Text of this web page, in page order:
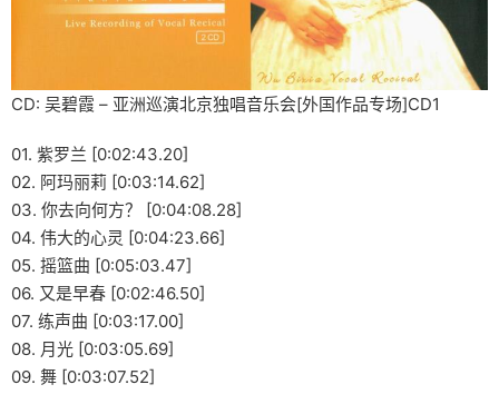
CD: 吴碧霞 – 亚洲巡演北京独唱音乐会[外国作品专场]CD1
01. 紫罗兰 [0:02:43.20]
02. 阿玛丽莉 [0:03:14.62]
03. 你去向何方？ [0:04:08.28]
04. 伟大的心灵 [0:04:23.66]
05. 摇篮曲 [0:05:03.47]
06. 又是早春 [0:02:46.50]
07. 练声曲 [0:03:17.00]
08. 月光 [0:03:05.69]
09. 舞 [0:03:07.52]